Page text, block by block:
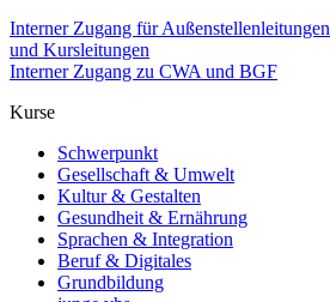
Interner Zugang für Außenstellenleitungen
und Kursleitungen
Interner Zugang zu CWA und BGF
Kurse
Schwerpunkt
Gesellschaft & Umwelt
Kultur & Gestalten
Gesundheit & Ernährung
Sprachen & Integration
Beruf & Digitales
Grundbildung